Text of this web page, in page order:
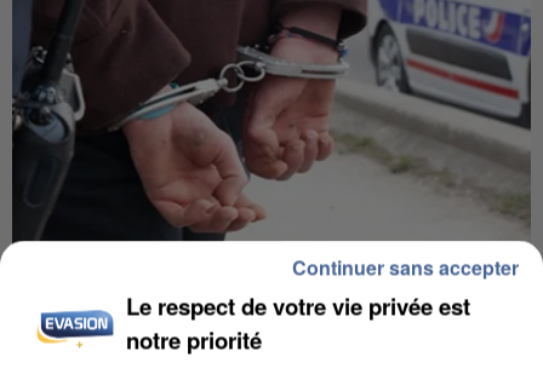
L’UN DES FONDATEURS SUPPOSÉS DE LA DZ
MAFIA INTERPELLÉ EN ALGÉRIE
Le respect de votre vie privée est
notre priorité
Continuer sans accepter